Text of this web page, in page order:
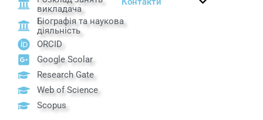
викладача
Біографія та наукова
діяльність
ORCID
Google Scolar
Research Gate
Web of Science
Scopus